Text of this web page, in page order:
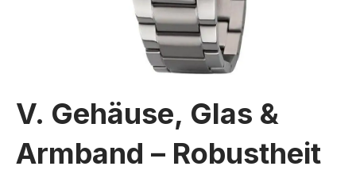
V. Gehäuse, Glas &
Armband – Robustheit